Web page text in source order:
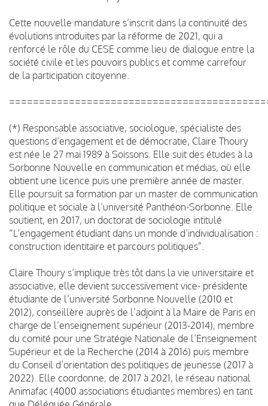
Cette nouvelle mandature s’inscrit dans la continuité des
évolutions introduites par la réforme de 2021, qui a
renforcé le rôle du CESE comme lieu de dialogue entre la
société civile et les pouvoirs publics et comme carrefour
de la participation citoyenne.
(*) Responsable associative, sociologue, spécialiste des
questions d’engagement et de démocratie, Claire Thoury
est née le 27 mai 1989 à Soissons. Elle suit des études à la
Sorbonne Nouvelle en communication et médias, où elle
obtient une licence puis une première année de master.
Elle poursuit sa formation par un master de communication
politique et sociale à l’université Panthéon-Sorbonne. Elle
soutient, en 2017, un doctorat de sociologie intitulé
“L’engagement étudiant dans un monde d’individualisation :
construction identitaire et parcours politiques”.
Claire Thoury s’implique très tôt dans la vie universitaire et
associative, elle devient successivement vice- présidente
étudiante de l’université Sorbonne Nouvelle (2010 et
2012), conseillère auprès de l’adjoint à la Maire de Paris en
charge de l’enseignement supérieur (2013-2014), membre
du comité pour une Stratégie Nationale de l’Enseignement
Supérieur et de la Recherche (2014 à 2016) puis membre
du Conseil d’orientation des politiques de jeunesse (2017 à
2022). Elle coordonne, de 2017 à 2021, le réseau national
Animafac (4000 associations étudiantes membres) en tant